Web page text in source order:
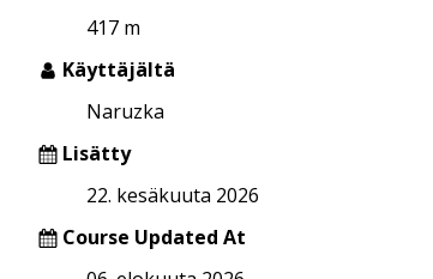
417 m
Käyttäjältä
Naruzka
Lisätty
22. kesäkuuta 2026
Course Updated At